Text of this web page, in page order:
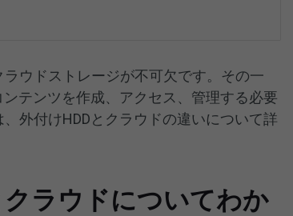
ウドストレージが不可欠です。その一
テンツを作成、アクセス、管理する必要
外付けHDDとクラウドの違いについて詳
ラウドについてわか